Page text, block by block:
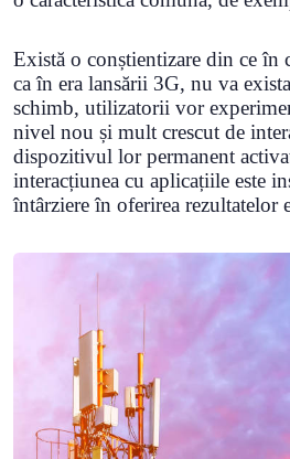
Există o conștientizare din ce în
ca în era lansării 3G, nu va
schimb, utilizatorii vor
nivel nou și mult crescut de
dispozitivul lor permanent
interacțiunea cu aplicațiile este
întârziere în oferirea rezultatelor